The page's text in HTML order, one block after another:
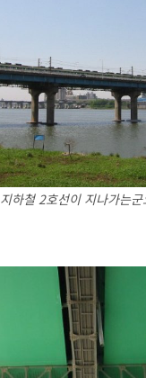
지하철 2호선이 지나가는